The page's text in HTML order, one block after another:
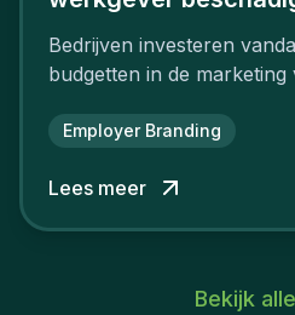
Bedrijven investeren
budgetten in de
Employer Branding
Lees meer
Bekijk